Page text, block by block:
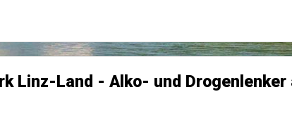
Linz-Land - Alko- und Drogenlenker